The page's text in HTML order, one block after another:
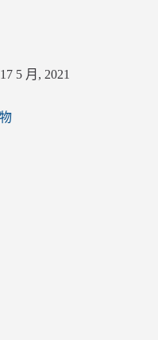
17 5 月, 2021